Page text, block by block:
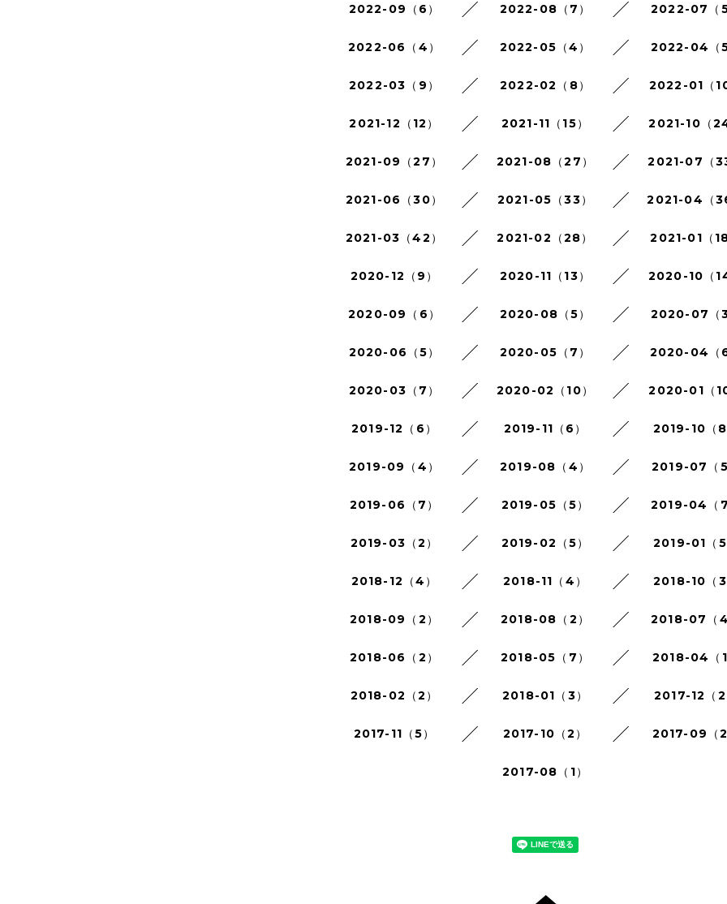
2022-09（6） 2022-08（7） 2022-07（5
2022-06（4） 2022-05（4） 2022-04（5
2022-03（9） 2022-02（8） 2022-01（10
2021-12（12） 2021-11（15） 2021-10（24
2021-09（27） 2021-08（27） 2021-07（33
2021-06（30） 2021-05（33） 2021-04（
2021-03（42） 2021-02（28） 2021-01（18
2020-12（9） 2020-11（13） 2020-10（14
2020-09（6） 2020-08（5） 2020-07（3
2020-06（5） 2020-05（7） 2020-04（6
2020-03（7） 2020-02（10） 2020-01（10
2019-12（6） 2019-11（6） 2019-10（8
2019-09（4） 2019-08（4） 2019-07（5
2019-06（7） 2019-05（5） 2019-04（7
2019-03（2） 2019-02（5） 2019-01（5
2018-12（4） 2018-11（4） 2018-10（3
2018-09（2） 2018-08（2） 2018-07（4
2018-06（2） 2018-05（7） 2018-04（1
2018-02（2） 2018-01（3） 2017-12（2
2017-11（5） 2017-10（2） 2017-09（2
2017-08（1）